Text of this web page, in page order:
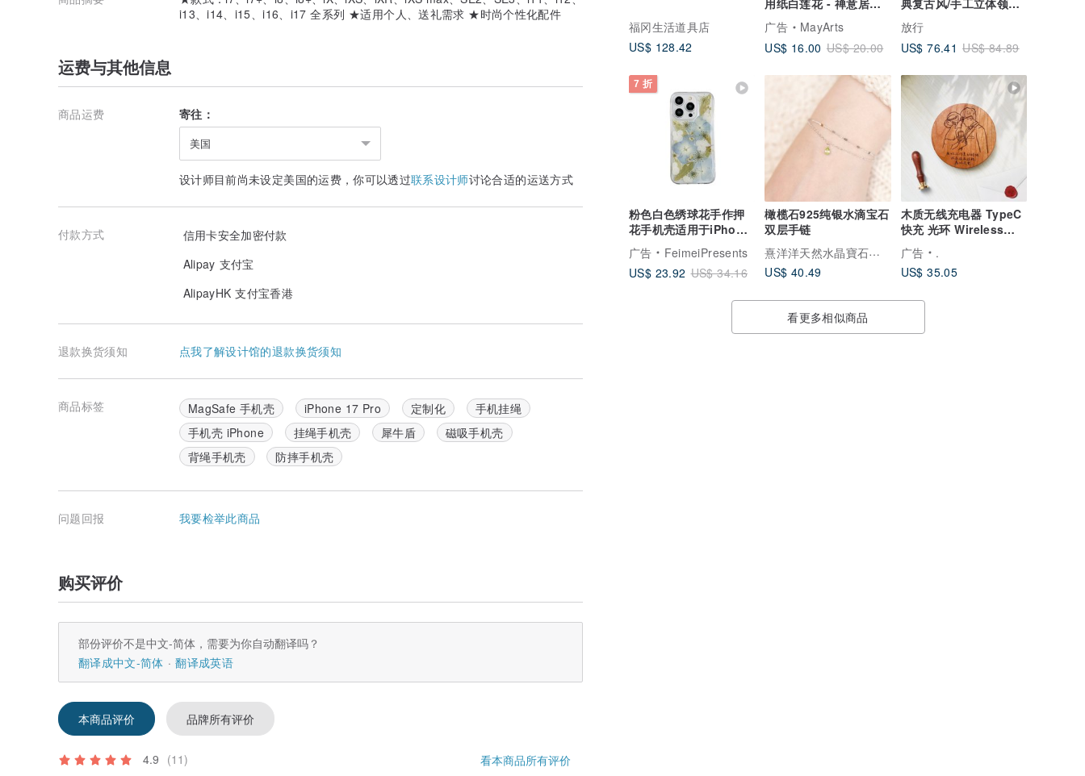
福冈生活道具店
US$ 128.42
用纸白莲花 - 禅意居家
摆饰与质感送礼首选
广告
MayArts
US$ 16.00 US$ 20.00
典复古风/手工立体领口
衬衫
放行
US$ 76.41 US$ 84.89
7 折
粉色白色绣球花手作押
花手机壳适用于iPhone
16 Pro Samsung S25
广告
FeimeiPresents
US$ 23.92 US$ 34.16
橄榄石925纯银水滴宝石
双层手链
熹洋洋天然水晶寶石銀飾
US$ 40.49
木质无线充电器 TypeC
快充 光环 Wireless
Charger 定制化礼物
广告
.
US$ 35.05
看更多相似商品
iPhone Air
C 款/磁吸式蓝边雾面硬壳
制作时间:
颜色以实品为主，但我们会尽量在商品照上呈现最真实的模样；镜头框会因型号不同有所不同，介意
浅色边框手机壳需尽量避开牛仔裤口袋、包包内里等易褪色染料，因为牛仔裤的染料本身就比较容易
染色颜料，以延长手机壳外观颜色，谢谢。
商品货号:093003
i13、i14、i15、i16、i17 全系列 ★适用个人、送礼需求 ★时尚个性化配件
运费与其他信息
商品运费 寄往：
美国
设计师目前尚未设定美国的运费，你可以透过联系设计师讨论合适的运送方式
付款方式
信用卡安全加密付款
Alipay 支付宝
AlipayHK 支付宝香港
退款换货须知 点我了解设计馆的退款换货须知
商品标签 MagSafe 手机壳 iPhone 17 Pro 定制化
手机挂绳
手机壳 iPhone
挂绳手机壳 犀牛盾
磁吸手机壳
背绳手机壳
防摔手机壳
问题回报 我要检举此商品
购买评价
部份评价不是中文-简体，需要为你自动翻译吗？
翻译成中文-简体
翻译成英语
本商品评价 品牌所有评价
4.9 (11) 看本商品所有评价